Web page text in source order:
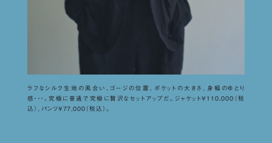
ラフなシルク生地の風合い、ゴージの位置、ポケットの大きさ、身幅のゆとり
感・・・。究極に普通で究極に贅沢なセットアップだ。ジャケット¥110,000（税
込）、パンツ¥77,000（税込）。